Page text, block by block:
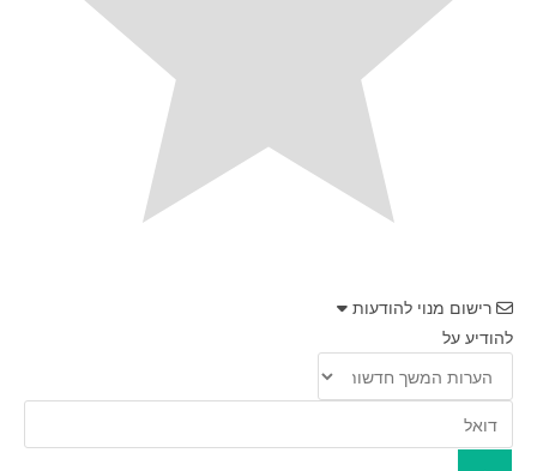
רישום מנוי להודעות
להודיע על